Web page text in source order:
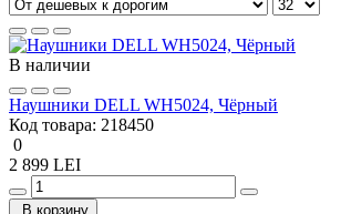
В наличии
Наушники DELL WH5024, Чёрный
Код товара: 218450
0
2 899 LEI
В корзину